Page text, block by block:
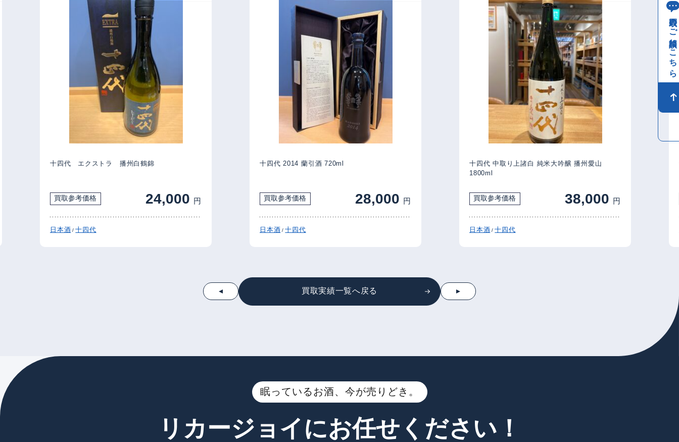
十四代 エクストラ 播州白鶴錦
買取参考価格 24,000 円
日本酒 /十四代
十四代 2014 蘭引酒 720ml
買取参考価格 28,000 円
日本酒 /十四代
十四代 中取り上諸白 純米大吟醸 播州愛山
1800ml
買取参考価格 38,000 円
日本酒 /十四代
買取実績一覧へ戻る
眠っているお酒、今が売りどき。
リカージョイにお任せください！
買取のご相談はこちら